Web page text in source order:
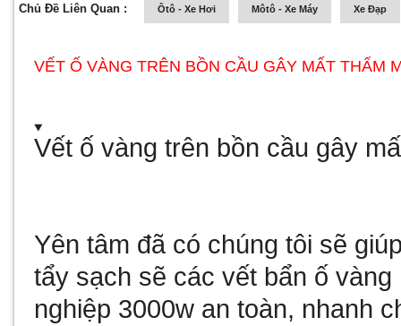
Chủ Đề Liên Quan : Ôtô - Xe Hơi Môtô - Xe Máy Xe Đạp
VẾT Ố VÀNG TRÊN BỒN CẦU GÂY MẤT THẨM
Vết ố vàng trên bồn cầu gây
Yên tâm đã có chúng tôi sẽ
tẩy sạch sẽ các vết bẩn ố
nghiệp 3000w an toàn, nhanh